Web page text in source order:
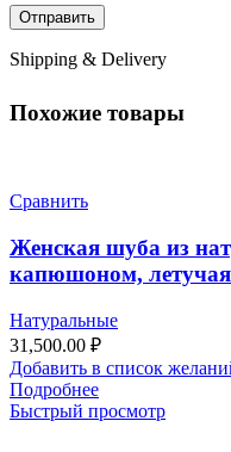
Shipping & Delivery
Похожие товары
Сравнить
Женская шуба из
капюшоном,
Натуральные
31,500.00 ₽
Добавить в список
Подробнее
Быстрый просмотр